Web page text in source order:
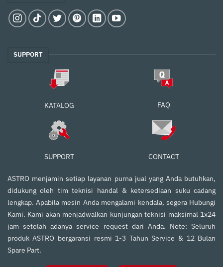
SUPPORT
KATALOG FAQ
SUPPORT CONTACT
ASTRO menjamin setiap layanan purna jual yang Anda butuhkan,
didukung oleh tim teknisi handal & ketersediaan suku cadang
lengkap. Apabila mesin Anda mengalami kendala, segera Hubungi
Kami. Kami akan menjadwalkan kunjungan teknisi maksimal 1x24
jam setelah adanya service request dari Anda. Note: Seluruh
produk ASTRO bergaransi resmi 1-3 Tahun Service & 12 Bulan
Spare Part.